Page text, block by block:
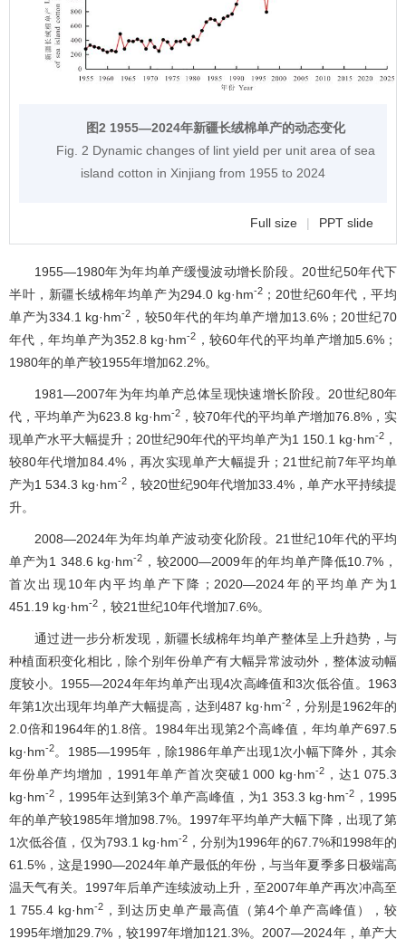
图2 1955―2024年新疆长绒棉单产的动态变化
Fig. 2 Dynamic changes of lint yield per unit area of sea
island cotton in Xinjiang from 1955 to 2024
Full size | PPT slide
1955―1980年为年均单产缓慢波动增长阶段。20世纪50年代下
半叶，新疆长绒棉年均单产为294.0 kg·hm-2；20世纪60年代，平均
单产为334.1 kg·hm-2 ，较50年代的年均单产增加13.6%；20世纪70
年代，年均单产为352.8 kg·hm-2 ，较60年代的平均单产增加5.6%；
1980年的单产较1955年增加62.2%。
1981―2007年为年均单产总体呈现快速增长阶段。20世纪80年
代，平均单产为623.8 kg·hm-2，较70年代的平均单产增加76.8%，实
现单产水平大幅提升；20世纪90年代的平均单产为1 150.1 kg·hm-2 ，
较80年代增加84.4%，再次实现单产大幅提升；21世纪前7年平均单
产为1 534.3 kg·hm-2 ，较20世纪90年代增加33.4%，单产水平持续提
升。
2008―2024年为年均单产波动变化阶段。21世纪10年代的平均
单产为1 348.6 kg·hm-2 ，较2000―2009年的年均单产降低10.7%，
首次出现10年内平均单产下降；2020―2024年的平均单产为1
451.19 kg·hm-2 ，较21世纪10年代增加7.6%。
通过进一步分析发现，新疆长绒棉年均单产整体呈上升趋势，与
种植面积变化相比，除个别年份单产有大幅异常波动外，整体波动幅
度较小。1955―2024年年均单产出现4次高峰值和3次低谷值。1963
年第1次出现年均单产大幅提高，达到487 kg·hm-2 ，分别是1962年的
2.0倍和1964年的1.8倍。1984年出现第2个高峰值，年均单产697.5
kg·hm-2。1985―1995年，除1986年单产出现1次小幅下降外，其余
年份单产均增加，1991年单产首次突破1 000 kg·hm-2 ，达1 075.3
kg·hm-2 ，1995年达到第3个单产高峰值，为1 353.3 kg·hm-2 ，1995
年的单产较1985年增加98.7%。1997年平均单产大幅下降，出现了第
1次低谷值，仅为793.1 kg·hm-2，分别为1996年的67.7%和1998年的
61.5%，这是1990―2024年单产最低的年份，与当年夏季多日极端高
温天气有关。1997年后单产连续波动上升，至2007年单产再次冲高至
1 755.4 kg·hm-2 ，到达历史单产最高值（第4个单产高峰值），较
1995年增加29.7%，较1997年增加121.3%。2007―2024年，单产大